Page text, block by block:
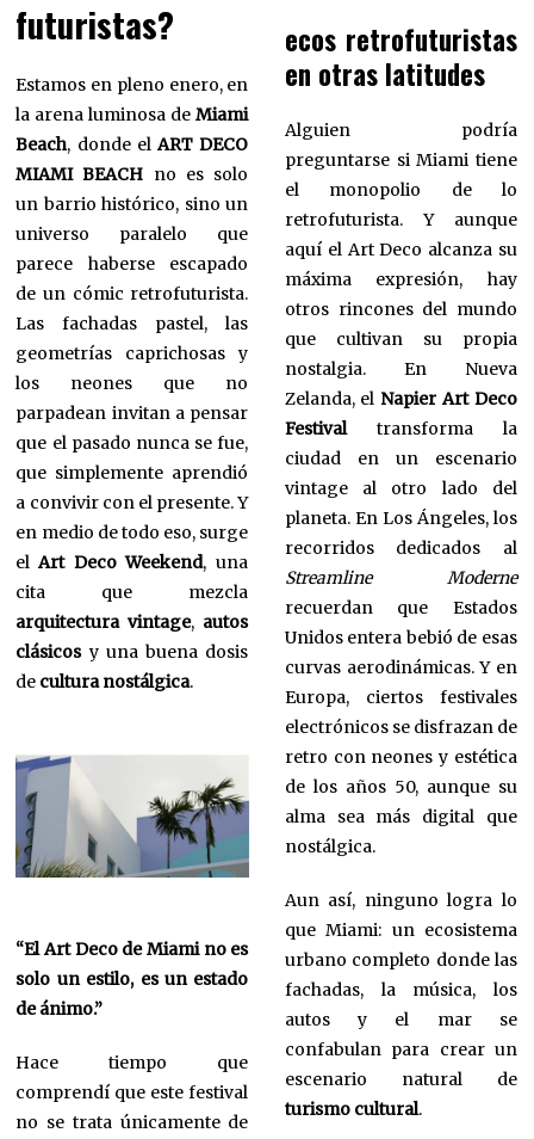
futuristas?
Estamos en pleno enero, en
la arena luminosa deMiami
Beach, donde elART DECO
MIAMI BEACH no es solo
un barrio histórico, sino un
universo paralelo que
parece haberse escapado
de un cómic retrofuturista.
Las fachadas pastel, las
geometrías caprichosas y
los neones que no
parpadean invitan a pensar
que el pasado nunca se fue,
que simplemente aprendió
a convivir con el presente. Y
en medio de todo eso, surge
elArt Deco Weekend, una
cita que mezcla
arquitectura vintage, autos
clásicosy una buena dosis
de cultura nostálgica.
“El Art Deco de Miami no es
solo un estilo, es un estado
de ánimo.”
Hace tiempo que
comprendí que este festival
no se trata únicamente de
ecos retrofuturistas
en otras latitudes
Alguien podría
preguntarse si Miami tiene
el monopolio de lo
retrofuturista. Y aunque
aquí el Art Deco alcanza su
máxima expresión, hay
otros rincones del mundo
que cultivan su propia
nostalgia. En Nueva
Zelanda, el Napier Art Deco
Festivaltransforma la
ciudad en un escenario
vintage al otro lado del
planeta. En Los Ángeles, los
recorridos dedicados al
Streamline Moderne
recuerdan que Estados
Unidos entera bebió de esas
curvas aerodinámicas. Y en
Europa, ciertos festivales
electrónicos se disfrazan de
retro con neones y estética
de los años 50, aunque su
alma sea más digital que
nostálgica.
Aun así, ninguno logra lo
que Miami: un ecosistema
urbano completo donde las
fachadas, la música, los
autos y el mar se
confabulan para crear un
escenario natural de
turismo cultural.